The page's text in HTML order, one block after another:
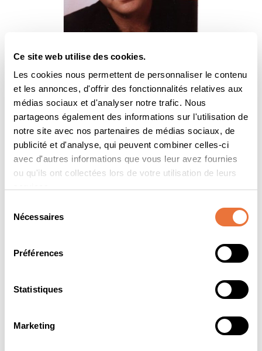
Ce site web utilise des cookies.
Les cookies nous permettent de personnaliser le contenu
et les annonces, d'offrir des fonctionnalités relatives aux
médias sociaux et d'analyser notre trafic. Nous
partageons également des informations sur l'utilisation de
notre site avec nos partenaires de médias sociaux, de
publicité et d'analyse, qui peuvent combiner celles-ci
avec d'autres informations que vous leur avez fournies
ou qu'ils ont collectées lors de votre utilisation de leurs
Nécessaires
Préférences
Statistiques
Marketing
Michel VERLAINE
Finance, Audit, Comptabilité et Contrôle
Professeur permanent
En savoir plus
Hendrik WACHE
Professeur permanent